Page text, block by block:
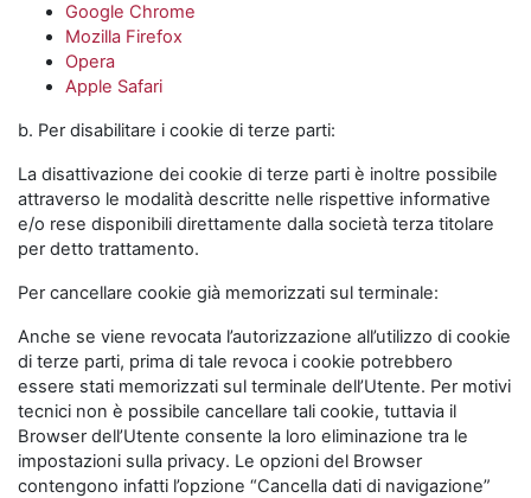
Google Chrome
Mozilla Firefox
Opera
Apple Safari
b. Per disabilitare i cookie di terze parti:
La disattivazione dei cookie di terze parti è inoltre possibile
attraverso le modalità descritte nelle rispettive informative
e/o rese disponibili direttamente dalla società terza titolare
per detto trattamento.
Per cancellare cookie già memorizzati sul terminale:
Anche se viene revocata l’autorizzazione all’utilizzo di cookie
di terze parti, prima di tale revoca i cookie potrebbero
essere stati memorizzati sul terminale dell’Utente. Per motivi
tecnici non è possibile cancellare tali cookie, tuttavia il
Browser dell’Utente consente la loro eliminazione tra le
impostazioni sulla privacy. Le opzioni del Browser
contengono infatti l’opzione “Cancella dati di navigazione”